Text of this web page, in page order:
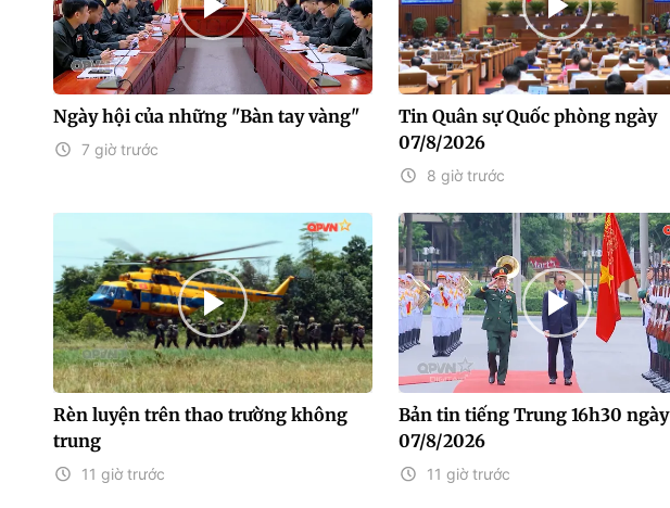
Ngày hội của những "Bàn tay vàng"
7 giờ trước
Tin Quân sự Quốc phòng ngày
07/8/2026
8 giờ trước
Rèn luyện trên thao trường không
trung
11 giờ trước
Bản tin tiếng Trung 16h30 ngày
07/8/2026
11 giờ trước